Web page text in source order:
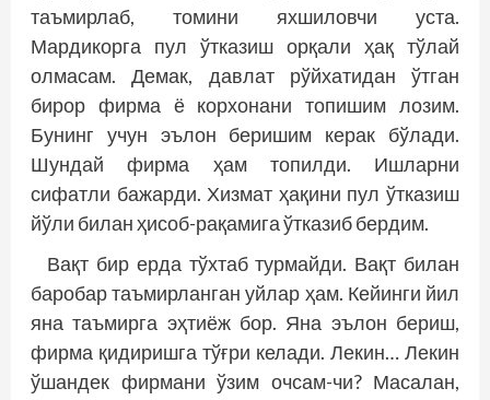
таъмирлаб, томини яхшиловчи уста.
Мардикорга пул ўтказиш орқали ҳақ тўлай
олмасам. Демак, давлат рўйхатидан ўтган
бирор фирма ё корхонани топишим лозим.
Бунинг учун эълон беришим керак бўлади.
Шундай фирма ҳам топилди. Ишларни
сифатли бажарди. Хизмат ҳақини пул ўтказиш
йўли билан ҳисоб-рақамига ўтказиб бердим.
Вақт бир ерда тўхтаб турмайди. Вақт билан
баробар таъмирланган уйлар ҳам. Кейинги йил
яна таъмирга эҳтиёж бор. Яна эълон бериш,
фирма қидиришга тўғри келади. Лекин… Лекин
ўшандек фирмани ўзим очсам-чи? Масалан,